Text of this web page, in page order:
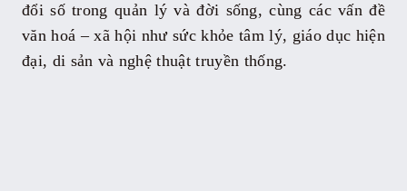
đổi số trong quản lý và đời sống, cùng các vấn đề
văn hoá – xã hội như sức khỏe tâm lý, giáo dục hiện
đại, di sản và nghệ thuật truyền thống.